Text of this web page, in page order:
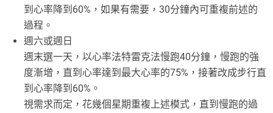
到心率降到60%，如果有需要，30分鐘內可重複前述的
過程。
週六或週日
週末選一天，以心率法特雷克法慢跑40分鐘，慢跑的強
度漸增，直到心率達到最大心率的75%，接著改成步行直
到心率降到60%。
視需求而定，花幾個星期重複上述模式，直到慢跑的過